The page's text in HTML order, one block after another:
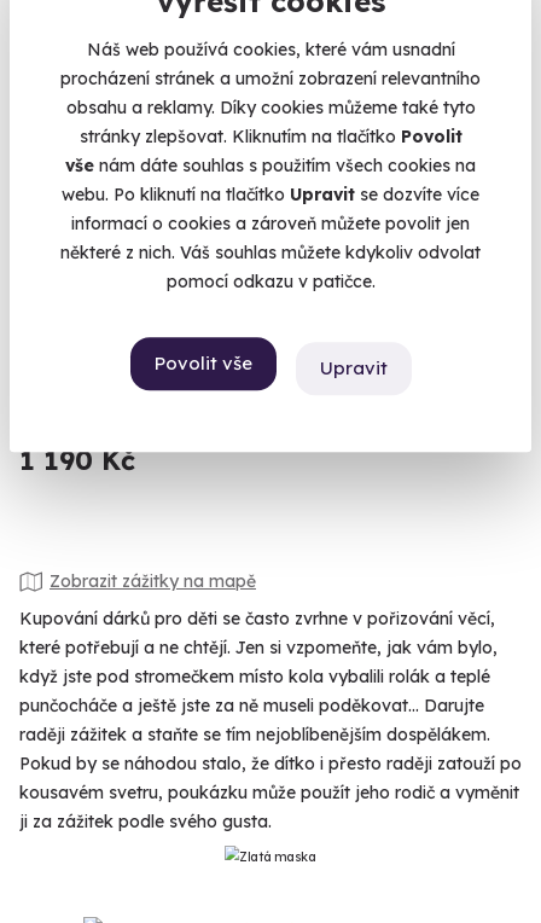
Náš web používá cookies, které vám usnadní
procházení stránek a umožní zobrazení relevantního
obsahu a reklamy. Díky cookies můžeme také tyto
stránky zlepšovat. Kliknutím na tlačítko Povolit
vše nám dáte souhlas s použitím všech cookies na
webu. Po kliknutí na tlačítko Upravit se dozvíte více
informací o cookies a zároveň můžete povolit jen
některé z nich. Váš souhlas můžete kdykoliv odvolat
pomocí odkazu v patičce.
Povolit vše Upravit
8.0
Venkovní úniková hra: Pivní výlet do
Vaše mise: zachránit pivo.
Hradec Králové
1 190 Kč
Zobrazit zážitky na mapě
Kupování dárků pro děti se často zvrhne v pořizování věcí,
které potřebují a ne chtějí. Jen si vzpomeňte, jak vám bylo,
když jste pod stromečkem místo kola vybalili rolák a teplé
punčocháče a ještě jste za ně museli poděkovat... Darujte
raději zážitek a staňte se tím nejoblíbenějším dospělákem.
Pokud by se náhodou stalo, že dítko i přesto raději zatouží po
kousavém svetru, poukázku může použít jeho rodič a vyměnit
ji za zážitek podle svého gusta.